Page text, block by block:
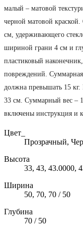
малый – матовой
черной матовой
см, удерживающего
шириной грани 4 см и
пластиковый
повреждений. Суммарная
должна превышать 15
33 см. Суммарный вес –
включены инструкция и
Цвет_
Прозрачный,
Высота
33, 43, 43.0000,
Ширина
50, 70, 70 / 50
Глубина
70 / 50